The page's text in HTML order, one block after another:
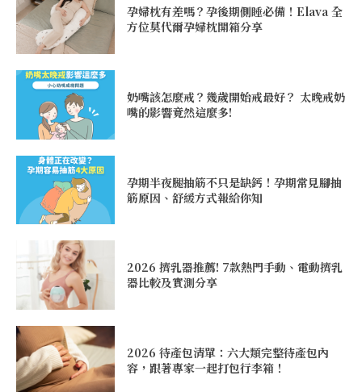
孕婦枕有差嗎？孕後期側睡必備！Elava 全
方位莫代爾孕婦枕開箱分享
奶嘴該怎麼戒？幾歲開始戒最好？ 太晚戒奶
嘴的影響竟然這麼多!
孕期半夜腿抽筋不只是缺鈣！孕期常見腳抽
筋原因、舒緩方式報給你知
2026 擠乳器推薦! 7款熱門手動、電動擠乳
器比較及實測分享
2026 待產包清單：六大類完整待產包內
容，跟著專家一起打包行李箱！